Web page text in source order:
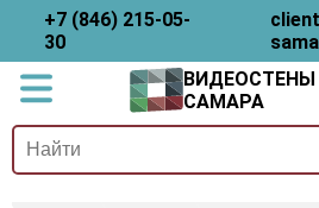
+7 (846) 215-05-
30
ВИДЕОСТЕНЫ
САМАРА